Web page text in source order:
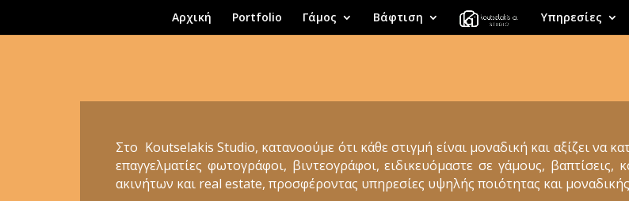
Αρχική Portfolio Γάμος Βάφτιση Υπηρεσίες
Στο Koutselakis Studio, κατανοούμε ότι κάθε στιγμή είναι μοναδική και αξίζει να
επαγγελματίες φωτογράφοι, βιντεογράφοι, ειδικευόμαστε σε γάμους,
ακινήτων και real estate, προσφέροντας υπηρεσίες υψηλής ποιότητας και μοναδικής